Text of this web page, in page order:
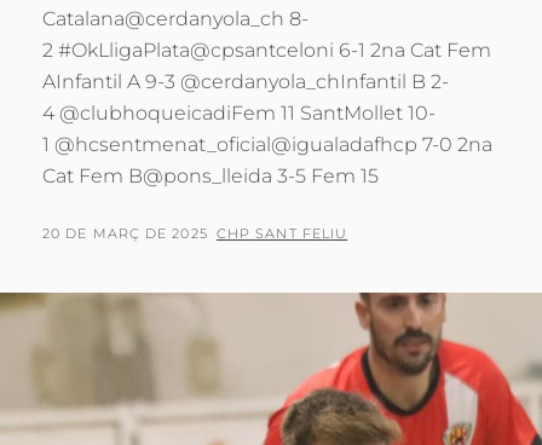
Catalana@cerdanyola_ch 8-
2 #OkLligaPlata@cpsantceloni 6-1 2na Cat Fem
AInfantil A 9-3 @cerdanyola_chInfantil B 2-
4 @clubhoqueicadiFem 11 SantMollet 10-
1 @hcsentmenat_oficial@igualadafhcp 7-0 2na
Cat Fem B@pons_lleida 3-5 Fem 15
POSTED
20 DE MARÇ DE 2025 BY
CHP SANT FELIU